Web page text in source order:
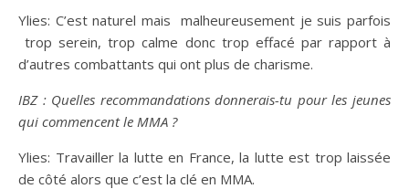
Ylies: C’est naturel mais malheureusement je suis parfois
trop serein, trop calme donc trop effacé par rapport à
d’autres combattants qui ont plus de charisme.
IBZ : Quelles recommandations donnerais-tu pour les jeunes
qui commencent le MMA ?
Ylies: Travailler la lutte en France, la lutte est trop laissée
de côté alors que c’est la clé en MMA.